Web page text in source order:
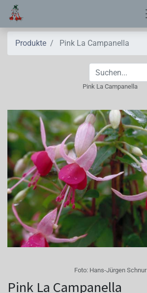
Produkte Pink La Campanella
Pink La Campanella
Foto: Hans-Jürgen Schnur
Pink La Campanella